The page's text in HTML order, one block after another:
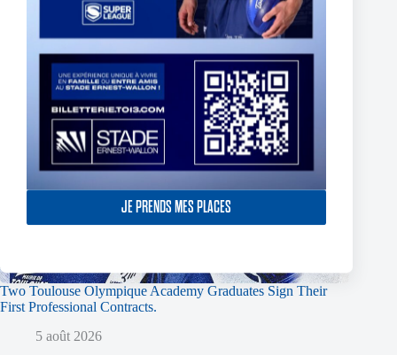
JE PRENDS MES PLACES
Two Toulouse Olympique Academy Graduates Sign Their
First Professional Contracts.
5 août 2026